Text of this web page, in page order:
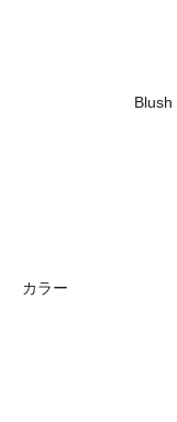
カラー
Blush